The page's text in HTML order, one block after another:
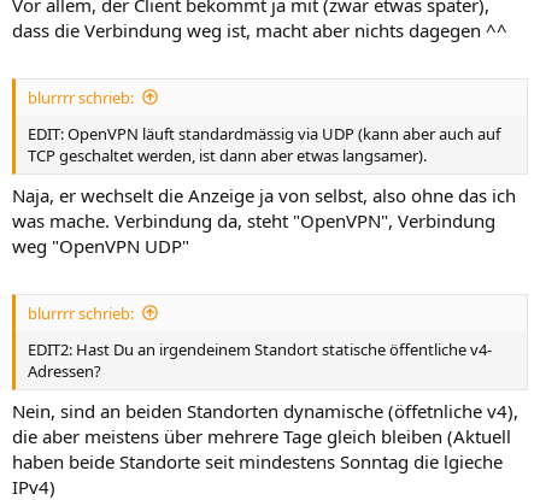
Vor allem, der Client bekommt ja mit (zwar etwas später),
dass die Verbindung weg ist, macht aber nichts dagegen ^^
blurrrr schrieb:
EDIT: OpenVPN läuft standardmässig via UDP (kann aber auch auf
TCP geschaltet werden, ist dann aber etwas langsamer).
Naja, er wechselt die Anzeige ja von selbst, also ohne das ich
was mache. Verbindung da, steht "OpenVPN", Verbindung
weg "OpenVPN UDP"
blurrrr schrieb:
EDIT2: Hast Du an irgendeinem Standort statische öffentliche v4-
Adressen?
Nein, sind an beiden Standorten dynamische (öffetnliche v4),
die aber meistens über mehrere Tage gleich bleiben (Aktuell
haben beide Standorte seit mindestens Sonntag die lgieche
IPv4)